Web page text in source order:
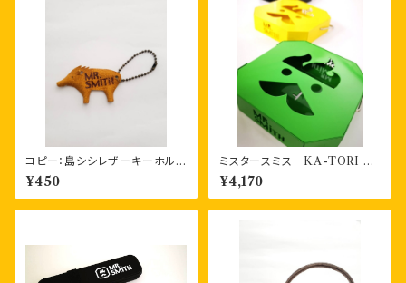
コピー：島シシレザーキーホルダ
ー 一枚もの
¥450
ミスタースミス KA-TORI 2
香取線香ホルダー（３色）
¥4,170